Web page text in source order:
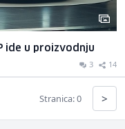
ide u proizvodnju
3 14
Stranica: 0 >